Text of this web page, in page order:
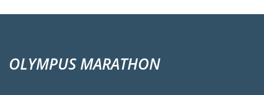
OLYMPUS MARATHON